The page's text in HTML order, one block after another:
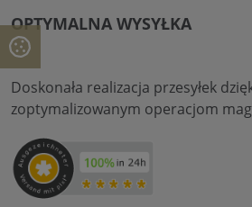
OPTYMALNA WYSYŁKA
Doskonała realizacja przesyłek
zoptymalizowanym operacjom